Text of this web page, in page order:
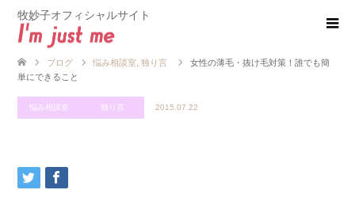
牧妙子オフィシャルサイト
ブログ 悩み相談室 独り言
女性の薄毛・抜け毛対策！誰でも簡
単にできること
悩み相談室 独り言 2015.07.22